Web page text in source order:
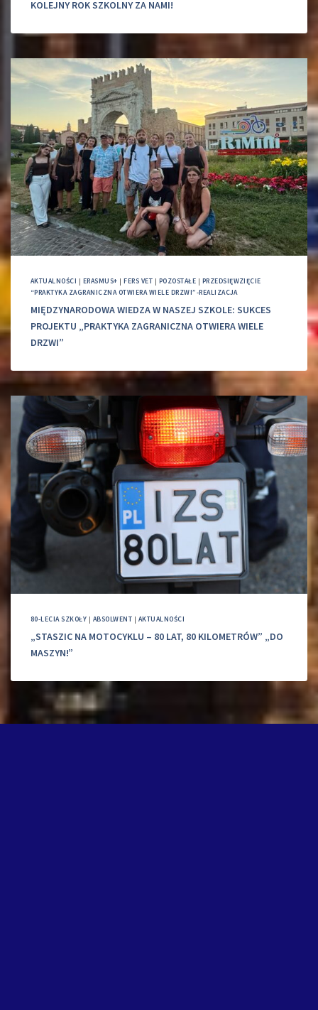
KOLEJNY ROK SZKOLNY ZA NAMI!
AKTUALNOŚCI | ERASMUS+ |FERS VET | POZOSTAŁE | PRZEDSIĘWZIĘCIE
“PRAKTYKA ZAGRANICZNA OTWIERA WIELE DRZWI”-REALIZACJA
MIĘDZYNARODOWA WIEDZA W NASZEJ SZKOLE: SUKCES
PROJEKTU „PRAKTYKA ZAGRANICZNA OTWIERA WIELE
DRZWI”
80-LECIA SZKOŁY | ABSOLWENT | AKTUALNOŚCI
„STASZIC NA MOTOCYKLU – 80 LAT, 80 KILOMETRÓW” „DO
MASZYN!”